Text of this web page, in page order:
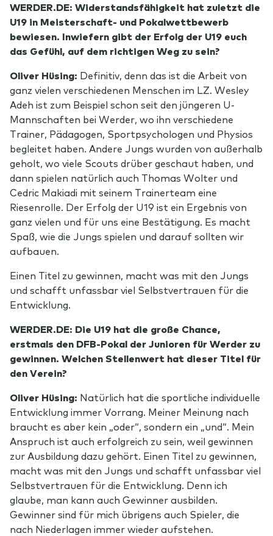
WERDER.DE: Widerstandsfähigkeit hat zuletzt die
U19 in Meisterschaft- und Pokalwettbewerb
bewiesen. Inwiefern gibt der Erfolg der U19 euch
das Gefühl, auf dem richtigen Weg zu sein?
Oliver Hüsing: Definitiv, denn das ist die Arbeit von
ganz vielen verschiedenen Menschen im LZ. Wesley
Adeh ist zum Beispiel schon seit den jüngeren U-
Mannschaften bei Werder, wo ihn verschiedene
Trainer, Pädagogen, Sportpsychologen und Physios
begleitet haben. Andere Jungs wurden von außerhalb
geholt, wo viele Scouts drüber geschaut haben, und
dann spielen natürlich auch Thomas Wolter und
Cedric Makiadi mit seinem Trainerteam eine
Riesenrolle. Der Erfolg der U19 ist ein Ergebnis von
ganz vielen und für uns eine Bestätigung. Es macht
Spaß, wie die Jungs spielen und darauf sollten wir
aufbauen.
Einen Titel zu gewinnen, macht was mit den Jungs
und schafft unfassbar viel Selbstvertrauen für die
Entwicklung.
WERDER.DE: Die U19 hat die große Chance,
erstmals den DFB-Pokal der Junioren für Werder zu
gewinnen. Welchen Stellenwert hat dieser Titel für
den Verein?
Oliver Hüsing: Natürlich hat die sportliche individuelle
Entwicklung immer Vorrang. Meiner Meinung nach
braucht es aber kein „oder“, sondern ein „und“. Mein
Anspruch ist auch erfolgreich zu sein, weil gewinnen
zur Ausbildung dazu gehört. Einen Titel zu gewinnen,
macht was mit den Jungs und schafft unfassbar viel
Selbstvertrauen für die Entwicklung. Denn ich
glaube, man kann auch Gewinner ausbilden.
Gewinner sind für mich übrigens auch Spieler, die
nach Niederlagen immer wieder aufstehen.